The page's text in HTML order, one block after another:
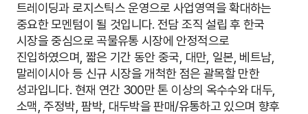
트레이딩과 로지스틱스 운영으로 사업영역을 확대하는
중요한 모멘텀이 될 것입니다. 전담 조직 설립 후 한국
시장을 중심으로 곡물유통 시장에 안정적으로
진입하였으며, 짧은 기간 동안 중국, 대만, 일본, 베트남,
말레이시아 등 신규 시장을 개척한 점은 괄목할 만한
성과입니다. 현재 연간 300만 톤 이상의 옥수수와 대두,
소맥, 주정박, 팜박, 대두박을 판매/유통하고 있으며 향후